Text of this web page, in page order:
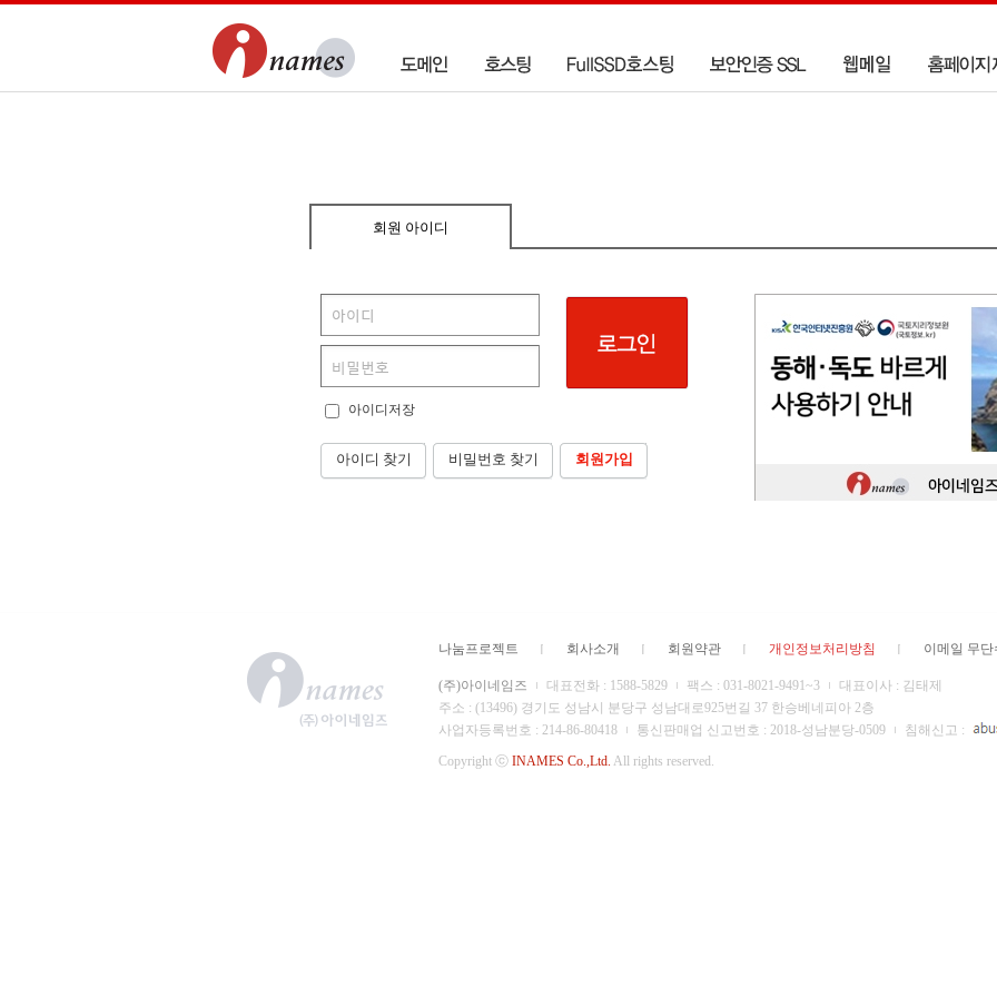
회원 아이디
아이디저장
아이디 찾기 비밀번호 찾기 회원가입
나눔프로젝트 회사소개 회원약관 개인정보처리방침 이메일 무단
(주)아이네임즈 대표전화 : 1588-5829 팩스 : 031-8021-9491~3
대표이사 : 김태제
주소 : (13496) 경기도 성남시 분당구 성남대로925번길 37 한승베네피아 2층
사업자등록번호 : 214-86-80418
통신판매업 신고번호 : 2018-성남분당-0509 침해신고 :
Copyright ⓒ INAMES Co.,Ltd. All rights reserved.